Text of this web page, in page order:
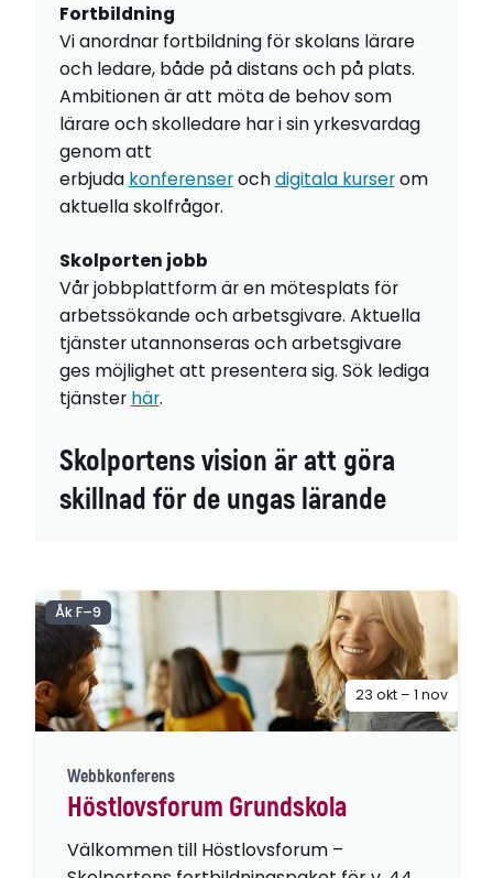
Fortbildning
Vi anordnar fortbildning för skolans lärare
och ledare, både på distans och på plats.
Ambitionen är att möta de behov som
lärare och skolledare har i sin yrkesvardag
genom att
erbjuda konferenserochdigitala kurserom
aktuella skolfrågor.
Skolporten jobb
Vår jobbplattform är en mötesplats för
arbetssökande och arbetsgivare. Aktuella
tjänster utannonseras och arbetsgivare
ges möjlighet att presentera sig. Sök lediga
tjänster här.
Skolportens vision är att göra
skillnad för de ungas lärande
Webbkonferens
Höstlovsforum Grundskola
Välkommen till Höstlovsforum –
Åk F–9
23 okt – 1 nov